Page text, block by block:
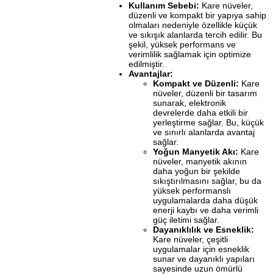
Kullanım Sebebi: Kare nüveler,
düzenli ve kompakt bir yapıya sahip
olmaları nedeniyle özellikle küçük
ve sıkışık alanlarda tercih edilir. Bu
şekil, yüksek performans ve
verimlilik sağlamak için optimize
edilmiştir.
Avantajlar:
Kompakt ve Düzenli: Kare
nüveler, düzenli bir tasarım
sunarak, elektronik
devrelerde daha etkili bir
yerleştirme sağlar. Bu, küçük
ve sınırlı alanlarda avantaj
sağlar.
Yoğun Manyetik Akı: Kare
nüveler, manyetik akının
daha yoğun bir şekilde
sıkıştırılmasını sağlar, bu da
yüksek performanslı
uygulamalarda daha düşük
enerji kaybı ve daha verimli
güç iletimi sağlar.
Dayanıklılık ve Esneklik:
Kare nüveler, çeşitli
uygulamalar için esneklik
sunar ve dayanıklı yapıları
sayesinde uzun ömürlü